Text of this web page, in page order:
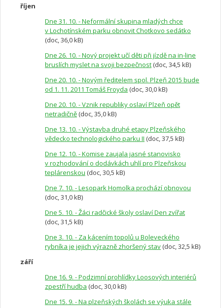
říjen
Dne 31. 10. - Neformální skupina mladých chce
v Lochotínském parku obnovit Chotkovo sedátko
(doc, 36,0 kB)
Dne 26. 10. - Nový projekt učí děti při jízdě na in-line
bruslích myslet na svoji bezpečnost (doc, 34,5 kB)
Dne 20. 10. - Novým ředitelem spol. Plzeň 2015 bude
od 1. 11. 2011 Tomáš Froyda (doc, 30,0 kB)
Dne 20. 10. - Vznik republiky oslaví Plzeň opět
netradičně (doc, 35,0 kB)
Dne 13. 10. - Výstavba druhé etapy Plzeňského
vědecko technologického parku II (doc, 37,5 kB)
Dne 12. 10. - Komise zaujala jasné stanovisko
v rozhodování o dodávkách uhlí pro Plzeňskou
teplárenskou (doc, 30,5 kB)
Dne 7. 10. - Lesopark Homolka prochází obnovou
(doc, 31,0 kB)
Dne 5. 10. - Žáci radčické školy oslaví Den zvířat
(doc, 31,5 kB)
Dne 3. 10. - Za kácením topolů u Boleveckého
rybníka je jejich výrazně zhoršený stav (doc, 32,5 kB)
září
Dne 16. 9. - Podzimní prohlídky Loosových interiérů
zpestří hudba (doc, 30,0 kB)
Dne 15. 9. - Na plzeňských školách se výuka stále